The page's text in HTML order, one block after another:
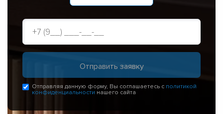
Отправляя данную форму, Вы соглашаетесь с политикой
конфиденциальности нашего сайта